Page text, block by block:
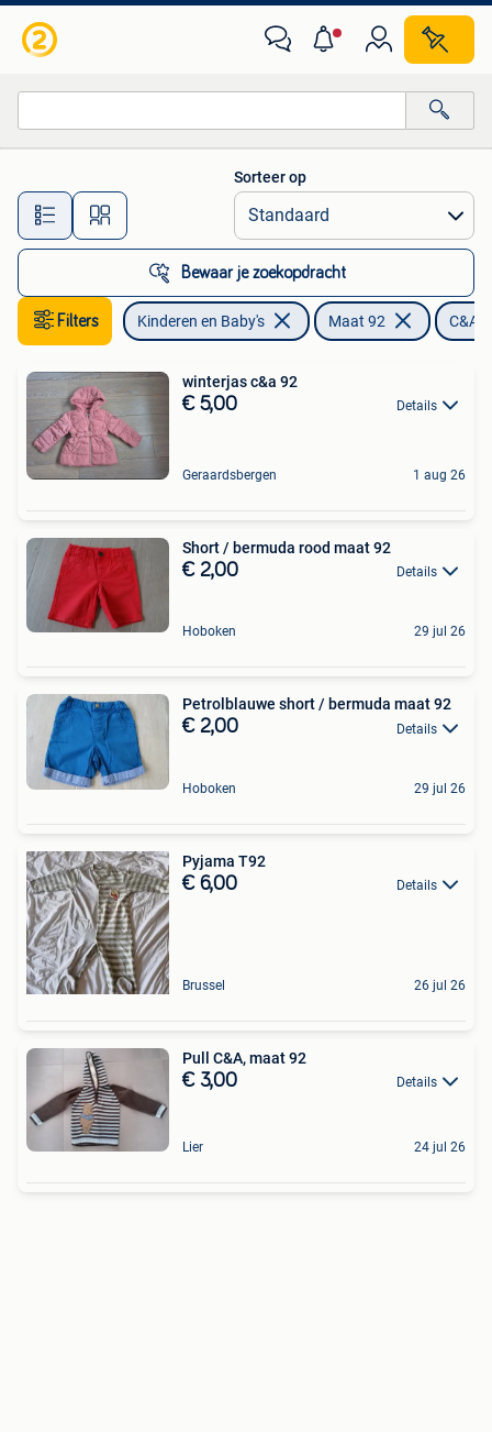
Alle afstanden…
Sorteer op
Bewaar je zoekopdracht
Filters Kinderen en Baby's Maat 92 C&A
winterjas c&a 92
€ 5,00 Details
Geraardsbergen 1 aug 26
Short / bermuda rood maat 92
€ 2,00 Details
Hoboken 29 jul 26
Petrolblauwe short / bermuda maat 92
€ 2,00 Details
Hoboken 29 jul 26
Pyjama T92
€ 6,00 Details
Brussel 26 jul 26
Pull C&A, maat 92
€ 3,00 Details
Lier 24 jul 26